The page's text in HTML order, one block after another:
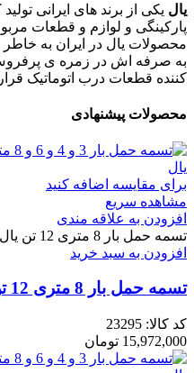
یال یکی از برند های ایرانی
پارکینگی و لوازم و قطعات
محصولات یال در ایران به
به صرفه اش در زمره ی پرفروش
کننده قطعات درب اتوماتیک
محصولات پیشنهادی
برای مقایسه اضافه کنید
مشاهده سریع
افزودن به علاقه مندی
تسمه حمل بار 8 متری 12 تن یال عدد
افزودن به سبد خرید
تسمه حمل بار 8 متری 12 تن یال
کد کالا: 23295
15,972,000 تومان